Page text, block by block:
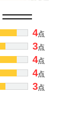
4点
3点
4点
4点
3点